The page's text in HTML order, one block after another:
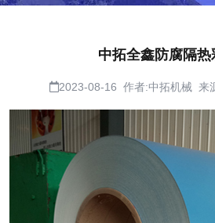
中拓全鑫防腐隔热
2023-08-16 作者:中拓机械 来